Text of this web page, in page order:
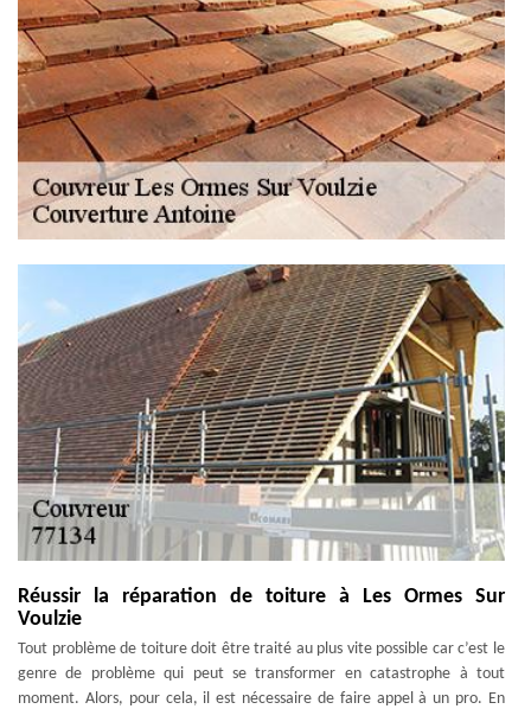
Réussir la réparation de toiture à Les Ormes Sur
Voulzie
Tout problème de toiture doit être traité au plus vite possible car c’est le
genre de problème qui peut se transformer en catastrophe à tout
moment. Alors, pour cela, il est nécessaire de faire appel à un pro. En